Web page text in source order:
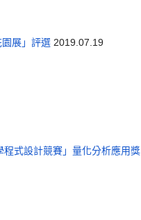
展」評選2019.07.19
式設計競賽」量化分析應用獎